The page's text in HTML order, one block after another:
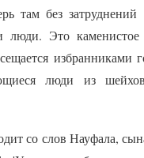
там без
люди. Это каменистое
избранниками
люди из
со слов Науфала,